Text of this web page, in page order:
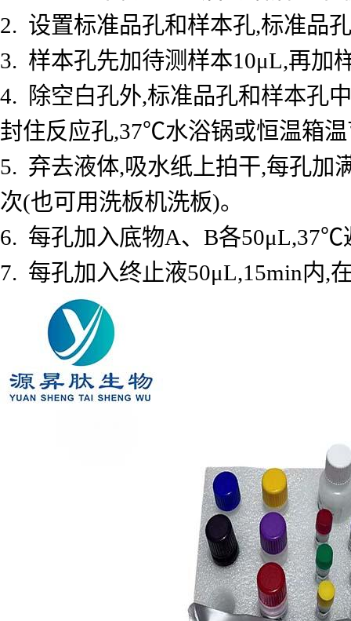
2. 设置标准品孔和样本孔,标准品
3. 样本孔先加待测样本10μL,再加
4. 除空白孔外,标准品孔和样本孔
封住反应孔,37℃水浴锅或恒温箱温
5. 弃去液体,吸水纸上拍干,每孔加
次(也可用洗板机洗板)。
6. 每孔加入底物A、B各50μL,37℃
7. 每孔加入终止液50μL,15min内,